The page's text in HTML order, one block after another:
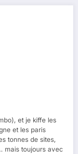
et je kiffe les
et les paris
tonnes de sites,
mais toujours avec